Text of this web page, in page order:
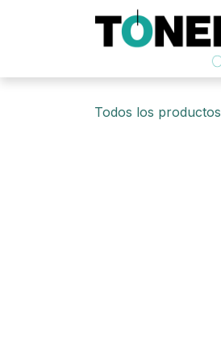
Todos los productos